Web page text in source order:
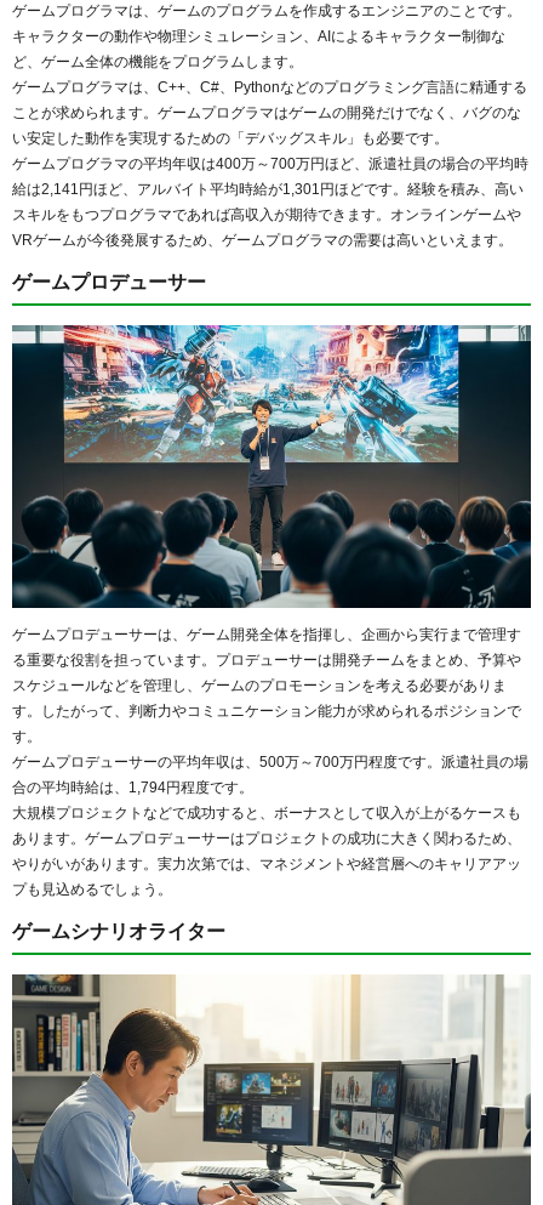
ゲームプログラマは、ゲームのプログラムを作成するエンジニアのことです。
キャラクターの動作や物理シミュレーション、AIによるキャラクター制御な
ど、ゲーム全体の機能をプログラムします。
ゲームプログラマは、C++、C#、Pythonなどのプログラミング言語に精通する
ことが求められます。ゲームプログラマはゲームの開発だけでなく、バグのな
い安定した動作を実現するための「デバッグスキル」も必要です。
ゲームプログラマの平均年収は400万～700万円ほど、派遣社員の場合の平均時
給は2,141円ほど、アルバイト平均時給が1,301円ほどです。経験を積み、高い
スキルをもつプログラマであれば高収入が期待できます。オンラインゲームや
VRゲームが今後発展するため、ゲームプログラマの需要は高いといえます。
ゲームプロデューサー
ゲームプロデューサーは、ゲーム開発全体を指揮し、企画から実行まで管理す
る重要な役割を担っています。プロデューサーは開発チームをまとめ、予算や
スケジュールなどを管理し、ゲームのプロモーションを考える必要がありま
す。したがって、判断力やコミュニケーション能力が求められるポジションで
す。
ゲームプロデューサーの平均年収は、500万～700万円程度です。派遣社員の場
合の平均時給は、1,794円程度です。
大規模プロジェクトなどで成功すると、ボーナスとして収入が上がるケースも
あります。ゲームプロデューサーはプロジェクトの成功に大きく関わるため、
やりがいがあります。実力次第では、マネジメントや経営層へのキャリアアッ
プも見込めるでしょう。
ゲームシナリオライター